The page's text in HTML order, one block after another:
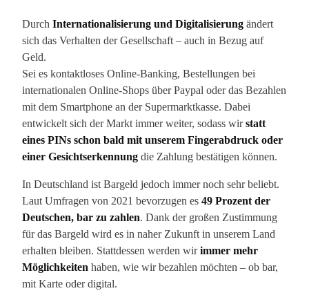
Durch Internationalisierung und Digitalisierung ändert
sich das Verhalten der Gesellschaft – auch in Bezug auf
Geld.
Sei es kontaktloses Online-Banking, Bestellungen bei
internationalen Online-Shops über Paypal oder das Bezahlen
mit dem Smartphone an der Supermarktkasse. Dabei
entwickelt sich der Markt immer weiter, sodass wirstatt
eines PINs schon bald mit unserem Fingerabdruck oder
einer Gesichtserkennung die Zahlung bestätigen können.
In Deutschland ist Bargeld jedoch immer noch sehr beliebt.
Laut Umfragen von 2021 bevorzugen es 49 Prozent der
Deutschen, bar zu zahlen. Dank der großen Zustimmung
für das Bargeld wird es in naher Zukunft in unserem Land
erhalten bleiben. Stattdessen werden wirimmer mehr
Möglichkeiten haben, wie wir bezahlen möchten – ob bar,
mit Karte oder digital.